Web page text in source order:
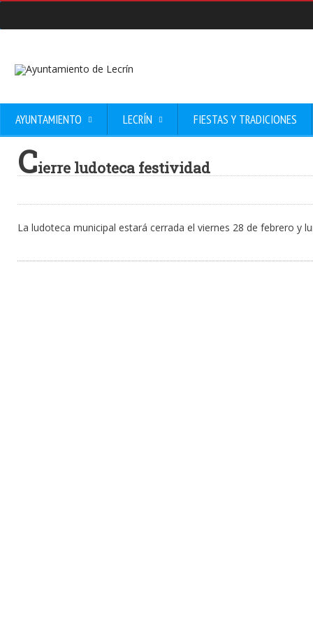
AYUNTAMIENTO LECRÍN FIESTAS Y TRADICIONES
Cierre ludoteca festividad
La ludoteca municipal estará cerrada el viernes 28 de febrero y